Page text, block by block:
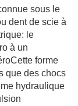
sous le
dent de scie à
le
à un
forme
que des chocs
hydraulique